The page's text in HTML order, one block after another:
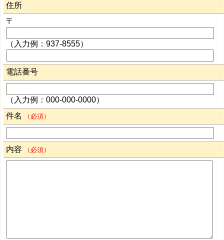
住所
〒
（入力例：937-8555）
電話番号
（入力例：000-000-0000）
件名
（必須）
内容 （必須）